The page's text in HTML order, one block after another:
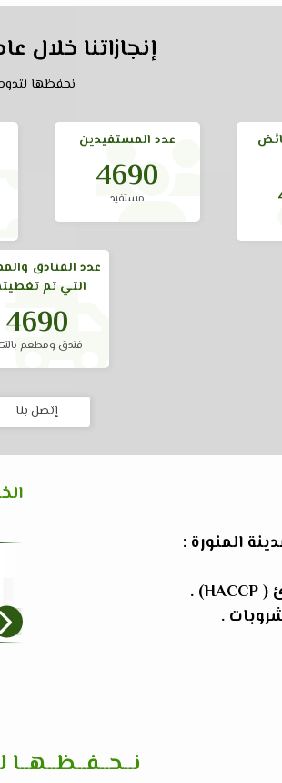
إنجازاتنا خلال عام
نحفظها
عدد المستفيدين
7580
مستفيد
عدد الفنادق
التي تم
7580
فندق ومطعم
إتصل بنا
المنورة :
نــحــفــظــهــا